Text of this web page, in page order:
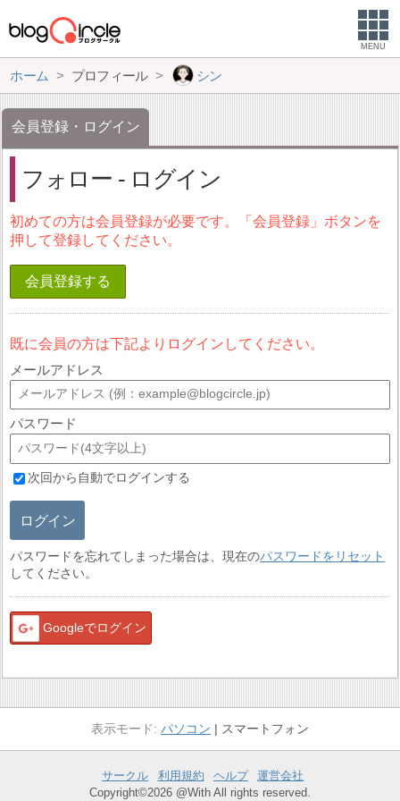
MENU
ホーム プロフィール シン
会員登録・ログイン
フォロー - ログイン
初めての方は会員登録が必要です。「会員登録」ボタンを
押して登録してください。
会員登録する
既に会員の方は下記よりログインしてください。
メールアドレス
パスワード
次回から自動でログインする
ログイン
パスワードを忘れてしまった場合は、現在のパスワードをリセット
してください。
Googleでログイン
パソコン スマートフォン
サークル 利用規約 ヘルプ
運営会社
Copyright©2026 @With All rights reserved.